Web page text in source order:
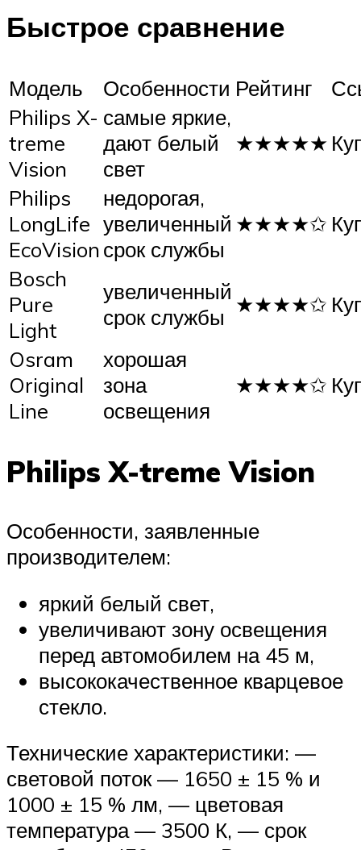
Быстрое сравнение
Модель Особенности Рейтинг
Philips X-
treme
Vision
самые яркие,
дают белый
свет
★★★★★
Philips
LongLife
EcoVision
недорогая,
увеличенный
срок службы
★★★★✩
Bosch
Pure
Light
увеличенный
срок службы ★★★★✩
Osram
Original
Line
хорошая
зона
освещения
★★★★✩
Philips X-treme Vision
Особенности, заявленные
производителем:
яркий белый свет,
увеличивают зону освещения
перед автомобилем на 45 м,
высококачественное кварцевое
стекло.
Технические характеристики: —
световой поток — 1650 ± 15 % и
1000 ± 15 % лм, — цветовая
температура — 3500 К, — срок